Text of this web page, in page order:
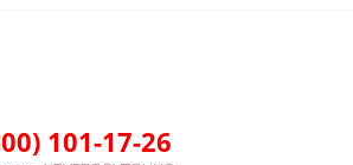
101-17-26